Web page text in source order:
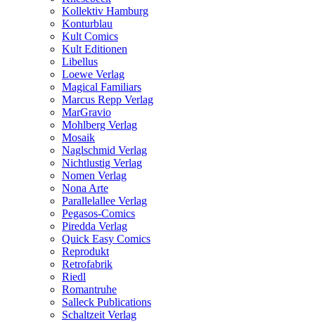
Kollektiv Hamburg
Konturblau
Kult Comics
Kult Editionen
Libellus
Loewe Verlag
Magical Familiars
Marcus Repp Verlag
MarGravio
Mohlberg Verlag
Mosaik
Naglschmid Verlag
Nichtlustig Verlag
Nomen Verlag
Nona Arte
Parallelallee Verlag
Pegasos-Comics
Piredda Verlag
Quick Easy Comics
Reprodukt
Retrofabrik
Riedl
Romantruhe
Salleck Publications
Schaltzeit Verlag